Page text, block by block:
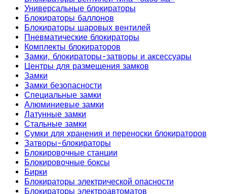
Универсальные блокираторы
Блокираторы баллонов
Блокираторы шаровых вентилей
Пневматические блокираторы
Комплекты блокираторов
Замки, блокираторы-затворы и аксессуары
Центры для размещения замков
Замки
Замки безопасности
Специальные замки
Алюминиевые замки
Латунные замки
Стальные замки
Сумки для хранения и переноски блокираторов
Затворы-блокираторы
Блокировочные станции
Блокировочные боксы
Бирки
Блокираторы электрической опасности
Блокираторы электроавтоматов